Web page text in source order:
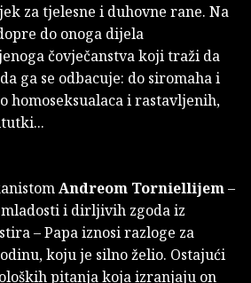
za tjelesne i duhovne rane. Na
do onoga dijela
čovječanstva koji traži da
ga se odbacuje: do siromaha i
homoseksualaca i rastavljenih,
Andreom Torniellijem–
i dirljivih zgoda iz
– Papa iznosi razloge za
koju je silno želio. Ostajući
pitanja koja izranjaju on